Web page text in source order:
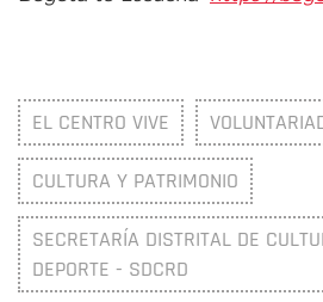
EL CENTRO VIVE
CULTURA Y PATRIMONIO
SECRETARÍA DISTRITAL DE
DEPORTE - SDCRD